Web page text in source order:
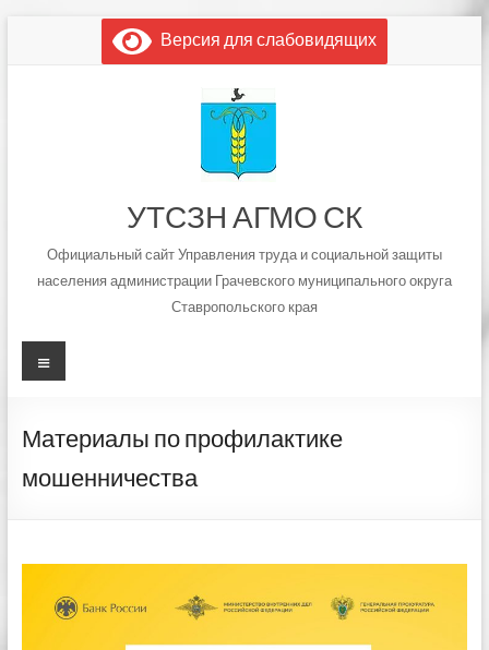
содержимому
Версия для слабовидящих
УТСЗН АГМО СК
Официальный сайт Управления труда и социальной защиты
населения администрации Грачевского муниципального округа
Ставропольского края
Меню
Материалы по профилактике
мошенничества